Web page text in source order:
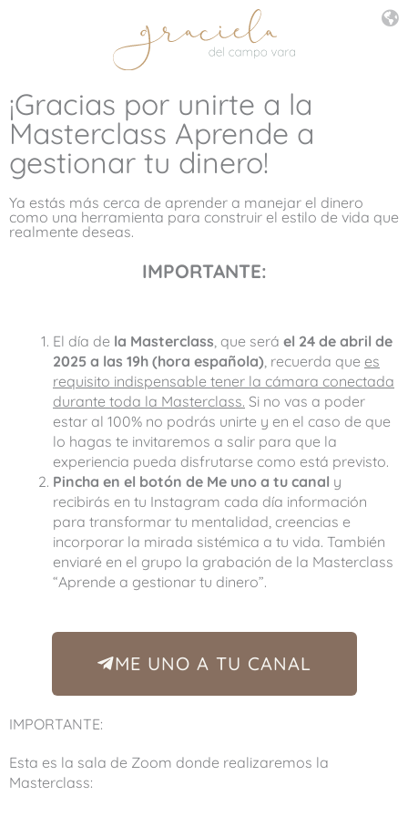
¡Gracias por unirte a la
Masterclass Aprende a
gestionar tu dinero!
Ya estás más cerca de aprender a manejar el dinero
como una herramienta para construir el estilo de vida que
realmente deseas.
IMPORTANTE:
El día de la Masterclass , que será el 24 de abril de
2025 a las 19h (hora española) , recuerda que es
requisito indispensable tener la cámara conectada
durante toda la Masterclass. Si no vas a poder
estar al 100% no podrás unirte y en el caso de que
lo hagas te invitaremos a salir para que la
experiencia pueda disfrutarse como está previsto.
Pincha en el botón de Me uno a tu canal y
recibirás en tu Instagram cada día información
para transformar tu mentalidad, creencias e
incorporar la mirada sistémica a tu vida. También
enviaré en el grupo la grabación de la Masterclass
“Aprende a gestionar tu dinero”.
ME UNO A TU CANAL
IMPORTANTE:
Esta es la sala de Zoom donde realizaremos la
Masterclass: